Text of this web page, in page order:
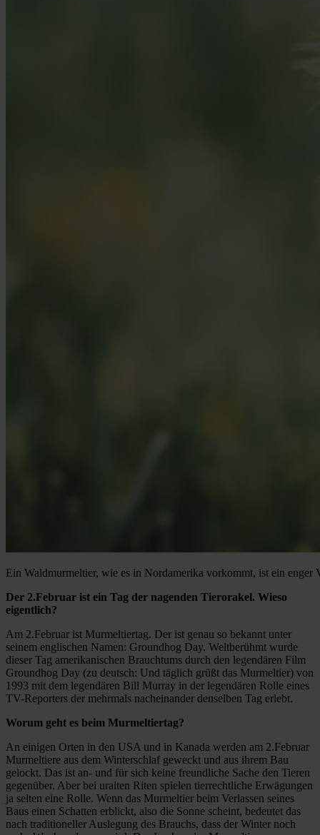
Ein Waldmurmeltier, wie es in Nordamerika vorkommt, ist ein enger
Der 2.Februar ist ein Tag der nagenden Tierorakel. Wieso
eigentlich?
Am 2.Februar ist Murmeltiertag. Der ist genau so bekannt unter
seinem englischen Namen: Groundhog Day. Weltberühmt wurde
dieser Tag amerikanischen Brauchtums durch den legendären Film
Groundhog Day (zu deutsch: Und täglich grüßt das Murmeltier) von
1993 mit dem legendären Bill Murray in der legendären Rolle eines
TV-Reporters der mehrmals nacheinander denselben Tag erlebt.
Worum geht es beim Murmeltiertag?
An einigen Orten in den USA und in Kanada werden am 2.Februar
Murmeltiere aus dem Winterschlaf geweckt und aus ihrem Bau
gelockt. Das ist an- und für sich keine freundliche Sache den Tieren
gegenüber. Aber bei uralten Riten spielen tierrechtliche Erwägungen
ja selten eine Rolle. Wenn das Murmeltier beim Verlassen seines
Baus einen Schatten erblickt, also die Sonne scheint, bedeutet das
nach traditioneller Auslegung des Brauchs, dass der Winter noch